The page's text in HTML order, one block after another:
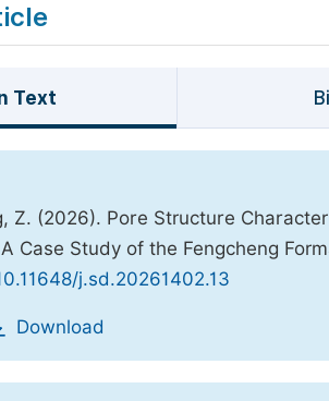
Text
Z. (2026). Pore Structure
Case Study of the Fengcheng
j.sd.20261402.13
Download